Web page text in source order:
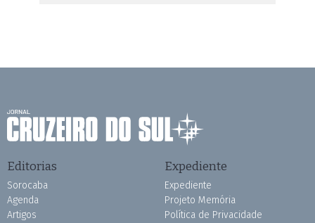
Editorias
Sorocaba
Agenda
Artigos
Expediente
Expediente
Projeto Memória
Política de Privacidade